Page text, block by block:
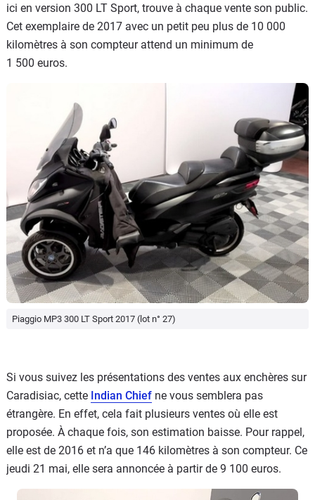
ici en version 300 LT Sport, trouve à chaque vente son public.
Cet exemplaire de 2017 avec un petit peu plus de 10 000
kilomètres à son compteur attend un minimum de
1 500 euros.
Piaggio MP3 300 LT Sport 2017 (lot n° 27)
Si vous suivez les présentations des ventes aux enchères sur
Caradisiac, cette Indian Chief ne vous semblera pas
étrangère. En effet, cela fait plusieurs ventes où elle est
proposée. À chaque fois, son estimation baisse. Pour rappel,
elle est de 2016 et n’a que 146 kilomètres à son compteur. Ce
jeudi 21 mai, elle sera annoncée à partir de 9 100 euros.